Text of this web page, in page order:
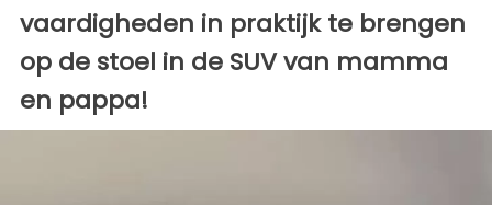
vaardigheden in praktijk te brengen
op de stoel in de SUV van mamma
en pappa!